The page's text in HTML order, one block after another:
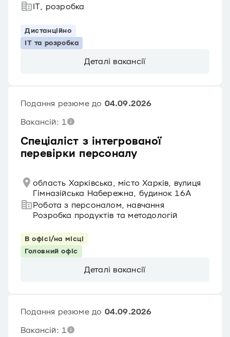
IT, розробка
Дистанційно
IT та розробка
Деталі вакансії
Спеціаліст з інтегрованої
перевірки персоналу
Подання резюме до 04.09.2026
Вакансій: 1
область Харківська, місто Харків, вулиця
Гімназійська Набережна, будинок 16А
Робота з персоналом, навчання
Розробка продуктів та методологій
В офісі/на місці
Головний офіс
Деталі вакансії
Подання резюме до 04.09.2026
Вакансій: 1